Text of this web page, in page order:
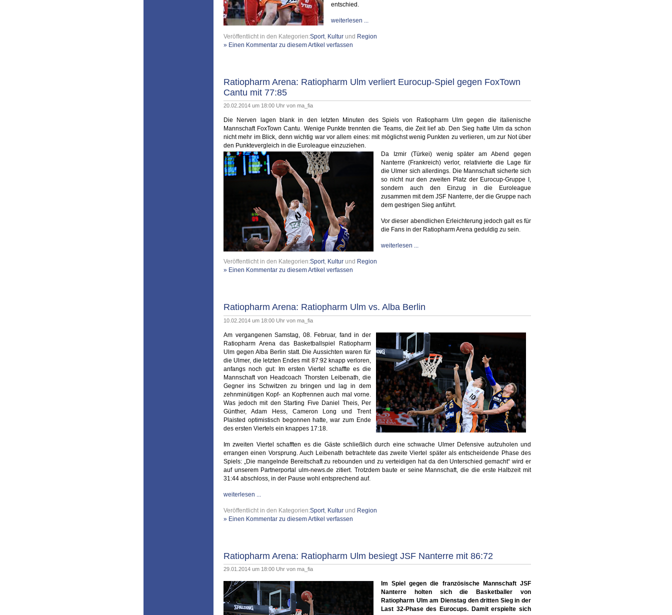
entschied.
weiterlesen ...
Veröffentlicht in den Kategorien:Sport, Kultur und Region
» Einen Kommentar zu diesem Artikel verfassen
Ratiopharm Arena: Ratiopharm Ulm verliert Eurocup-Spiel gegen FoxTown
Cantu mit 77:85
20.02.2014 um 18:00 Uhr von ma_fia
Die Nerven lagen blank in den letzten Minuten des Spiels von Ratiopharm Ulm gegen die italienische
Mannschaft FoxTown Cantu. Wenige Punkte trennten die Teams, die Zeit lief ab. Den Sieg hatte Ulm da schon
nicht mehr im Blick, denn wichtig war vor allem eines: mit möglichst wenig Punkten zu verlieren, um zur Not über
den Punktevergleich in die Euroleague einzuziehen.
Da Izmir (Türkei) wenig später am Abend gegen
Nanterre (Frankreich) verlor, relativierte die Lage für
die Ulmer sich allerdings. Die Mannschaft sicherte sich
so nicht nur den zweiten Platz der Eurocup-Gruppe I,
sondern auch den Einzug in die Euroleague
zusammen mit dem JSF Nanterre, der die Gruppe nach
dem gestrigen Sieg anführt.
Vor dieser abendlichen Erleichterung jedoch galt es für
die Fans in der Ratiopharm Arena geduldig zu sein.
weiterlesen ...
Veröffentlicht in den Kategorien:Sport, Kultur und Region
» Einen Kommentar zu diesem Artikel verfassen
Ratiopharm Arena: Ratiopharm Ulm vs. Alba Berlin
10.02.2014 um 18:00 Uhr von ma_fia
Am vergangenen Samstag, 08. Februar, fand in der
Ratiopharm Arena das Basketballspiel Ratiopharm
Ulm gegen Alba Berlin statt. Die Aussichten waren für
die Ulmer, die letzten Endes mit 87:92 knapp verloren,
anfangs noch gut: Im ersten Viertel schaffte es die
Mannschaft von Headcoach Thorsten Leibenath, die
Gegner ins Schwitzen zu bringen und lag in dem
zehnminütigen Kopf- an Kopfrennen auch mal vorne.
Was jedoch mit den Starting Five Daniel Theis, Per
Günther, Adam Hess, Cameron Long und Trent
Plaisted optimistisch begonnen hatte, war zum Ende
des ersten Viertels ein knappes 17:18.
Im zweiten Viertel schafften es die Gäste schließlich durch eine schwache Ulmer Defensive aufzuholen und
errangen einen Vorsprung. Auch Leibenath betrachtete das zweite Viertel später als entscheidende Phase des
Spiels: „Die mangelnde Bereitschaft zu rebounden und zu verteidigen hat da den Unterschied gemacht“ wird er
auf unserem Partnerportal ulm-news.de zitiert. Trotzdem baute er seine Mannschaft, die die erste Halbzeit mit
31:44 abschloss, in der Pause wohl entsprechend auf.
weiterlesen ...
Veröffentlicht in den Kategorien:Sport, Kultur und Region
» Einen Kommentar zu diesem Artikel verfassen
Ratiopharm Arena: Ratiopharm Ulm besiegt JSF Nanterre mit 86:72
29.01.2014 um 18:00 Uhr von ma_fia
Im Spiel gegen die französische Mannschaft JSF
Nanterre holten sich die Basketballer von
Ratiopharm Ulm am Dienstag den dritten Sieg in der
Last 32-Phase des Eurocups. Damit erspielte sich